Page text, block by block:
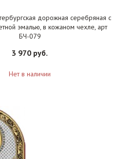
дорожная серебряная с
эмалью, в кожаном чехле, арт
БЧ-079
3 970 руб.
Нет в наличии